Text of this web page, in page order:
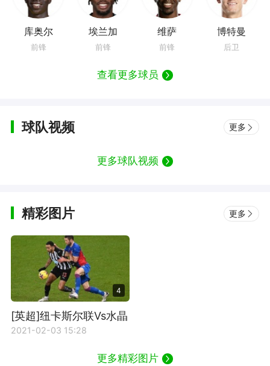
库奥尔
前锋
埃兰加
前锋
维萨
前锋
博特曼
后卫
查看更多球员
球队视频 更多
更多球队视频
精彩图片 更多
4
[英超]纽卡斯尔联Vs水晶
宫
2021-02-03 15:28
更多精彩图片